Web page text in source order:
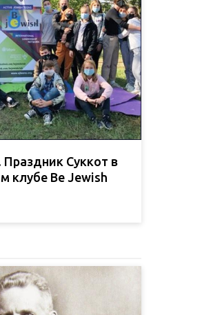
Суккот в
клубе Be Jewish